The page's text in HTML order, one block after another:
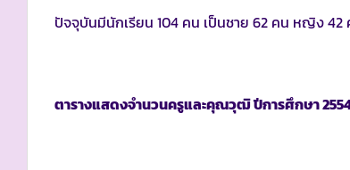
ปัจจุบันมีนักเรียน 104 คน เป็นชาย 62 คน หญิง 42
ตารางแสดงจำนวนครูและคุณวุฒิ ปีการศึกษา